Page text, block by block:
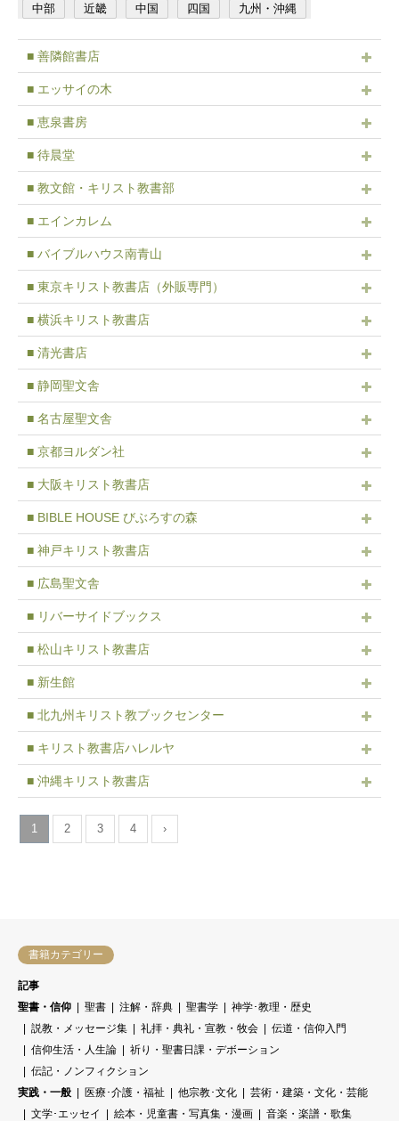
中部
近畿 中国 四国 九州・沖縄
■ 善隣館書店
■ エッサイの木
■ 恵泉書房
■ 待晨堂
■ 教文館・キリスト教書部
■ エインカレム
■ バイブルハウス南青山
■ 東京キリスト教書店（外販専門）
■ 横浜キリスト教書店
■ 清光書店
■ 静岡聖文舎
■ 名古屋聖文舎
■ 京都ヨルダン社
■ 大阪キリスト教書店
■ BIBLE HOUSE びぶろすの森
■ 神戸キリスト教書店
■ 広島聖文舎
■ リバーサイドブックス
■ 松山キリスト教書店
■ 新生館
■ 北九州キリスト教ブックセンター
■ キリスト教書店ハレルヤ
■ 沖縄キリスト教書店
1 2 3 4 ›
書籍カテゴリー
記事
聖書・信仰
聖書 注解・辞典 聖書学
神学･教理・歴史
説教・メッセージ集
礼拝・典礼・宣教・牧会
伝道・信仰入門
信仰生活・人生論
祈り・聖書日課・デボーション
伝記・ノンフィクション
実践・一般
医療･介護・福祉 他宗教･文化
芸術・建築・文化・芸能
文学･エッセイ
絵本・児童書・写真集・漫画
音楽・楽譜・歌集